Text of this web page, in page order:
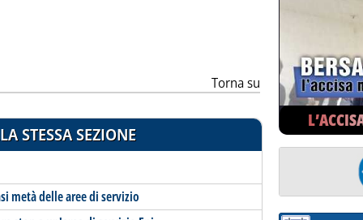
Torna su
STESSA SEZIONE
metà delle aree di servizio